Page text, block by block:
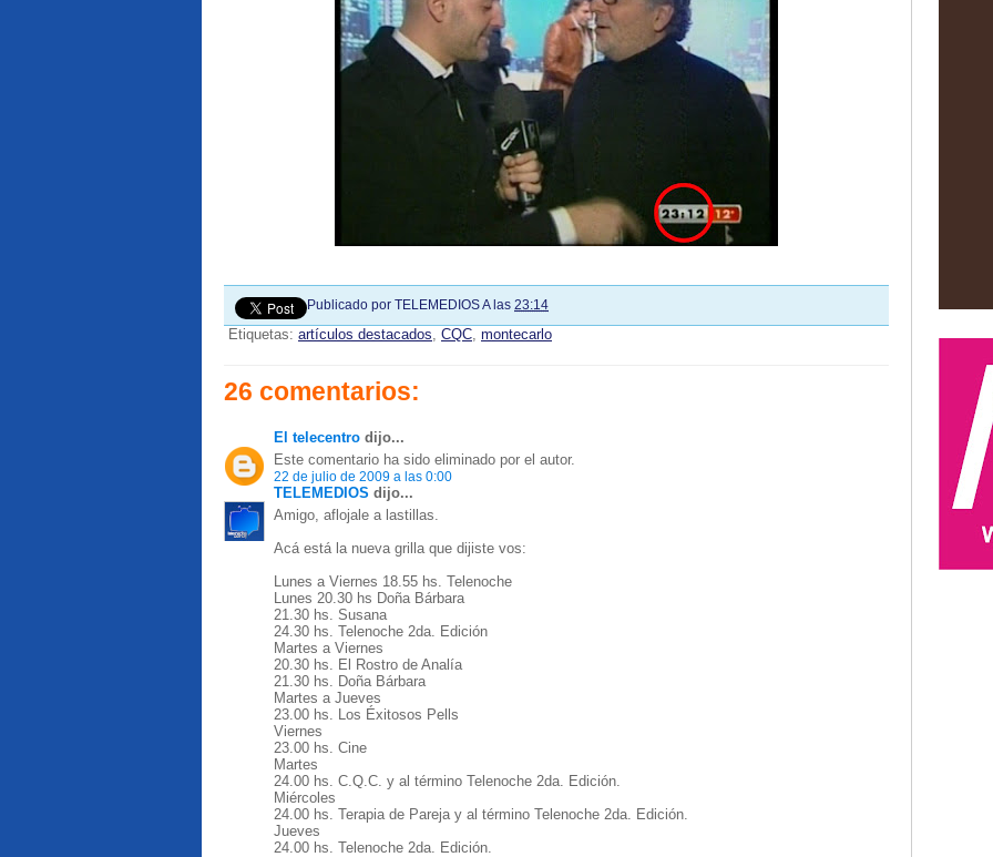
Publicado por TELEMEDIOSA las 23:14
Etiquetas: artículos destacados, CQC, montecarlo
26 comentarios:
El telecentro dijo...
Este comentario ha sido eliminado por el autor.
22 de julio de 2009 a las 0:00
TELEMEDIOS dijo...
Amigo, aflojale a lastillas.
Acá está la nueva grilla que dijiste vos:
Lunes a Viernes 18.55 hs. Telenoche
Lunes 20.30 hs Doña Bárbara
21.30 hs. Susana
24.30 hs. Telenoche 2da. Edición
Martes a Viernes
20.30 hs. El Rostro de Analía
21.30 hs. Doña Bárbara
Martes a Jueves
23.00 hs. Los Éxitosos Pells
Viernes
23.00 hs. Cine
Martes
24.00 hs. C.Q.C. y al término Telenoche 2da. Edición.
Miércoles
24.00 hs. Terapia de Pareja y al término Telenoche 2da. Edición.
Jueves
24.00 hs. Telenoche 2da. Edición.